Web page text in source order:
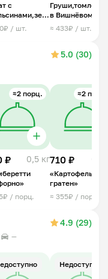
с
/ шт.
в Вишнёвом
ликере с козьим
≈ 433₽ / шт.
5.0 (30)
≈2 порц.
₽ 0,5 кг
/ порц.
≈2 порц.
710 ₽
«Картофельный
гратен»
≈ 355₽ / порц.
4.9 (29)
—
Недоступно